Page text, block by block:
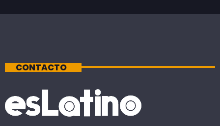
CONTACTO